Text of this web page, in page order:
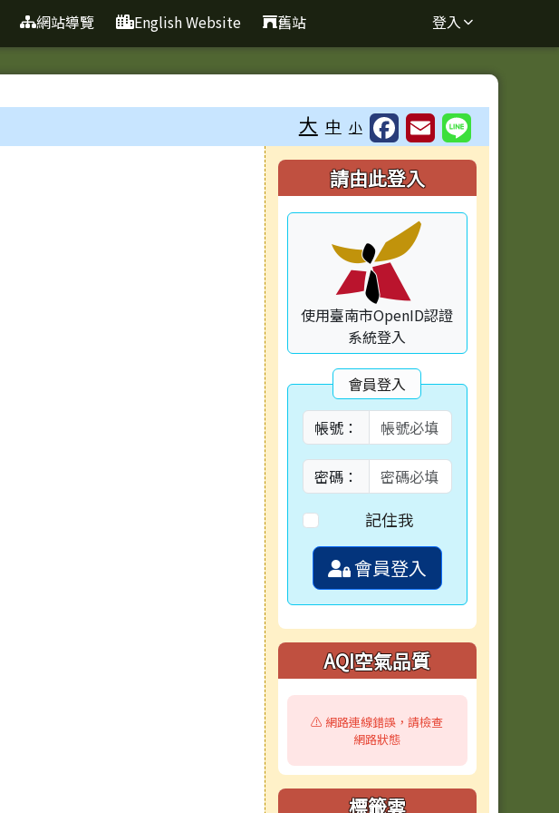
網站導覽 English Website 舊站 登入
大 中 小
右邊區域內容
請由此登入
使用臺南市OpenID認證
系統登入
會員登入
帳號：
密碼：
記住我
會員登入
AQI空氣品質
⚠️ 網路連線錯誤，請檢查
網路狀態
標籤雲